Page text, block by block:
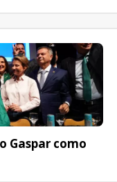
Gaspar como